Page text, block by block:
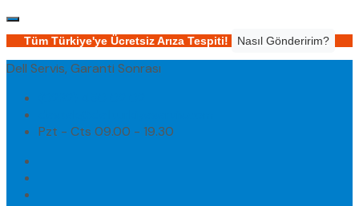
Tüm Türkiye'ye Ücretsiz Arıza Tespiti! Nasıl Gönderirim?
Dell Servis, Garanti Sonrası
Pzt - Cts 09.00 - 19.30